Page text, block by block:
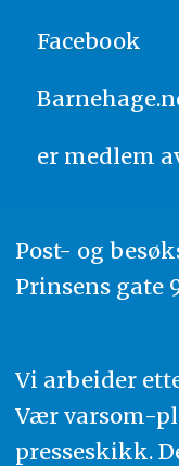
Facebook
er medlem
Post- og
Prinsens gate
Vi arbeider
Vær varsom-
presseskikk.